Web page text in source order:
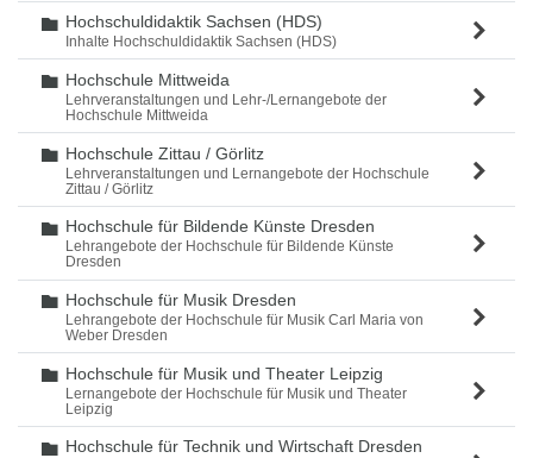
Ordner
Hochschuldidaktik Sachsen (HDS)
Inhalte Hochschuldidaktik Sachsen (HDS)
Ordner
Hochschule Mittweida
Lehrveranstaltungen und Lehr-/Lernangebote der
Hochschule Mittweida
Ordner
Hochschule Zittau / Görlitz
Lehrveranstaltungen und Lernangebote der Hochschule
Zittau / Görlitz
Ordner
Hochschule für Bildende Künste Dresden
Lehrangebote der Hochschule für Bildende Künste
Dresden
Ordner
Hochschule für Musik Dresden
Lehrangebote der Hochschule für Musik Carl Maria von
Weber Dresden
Ordner
Hochschule für Musik und Theater Leipzig
Lernangebote der Hochschule für Musik und Theater
Leipzig
Ordner
Hochschule für Technik und Wirtschaft Dresden